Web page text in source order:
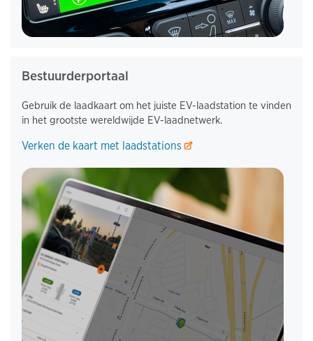
Bestuurderportaal
Gebruik de laadkaart om het juiste EV-laadstation te vinden
in het grootste wereldwijde EV-laadnetwerk.
Verken de kaart met laadstations